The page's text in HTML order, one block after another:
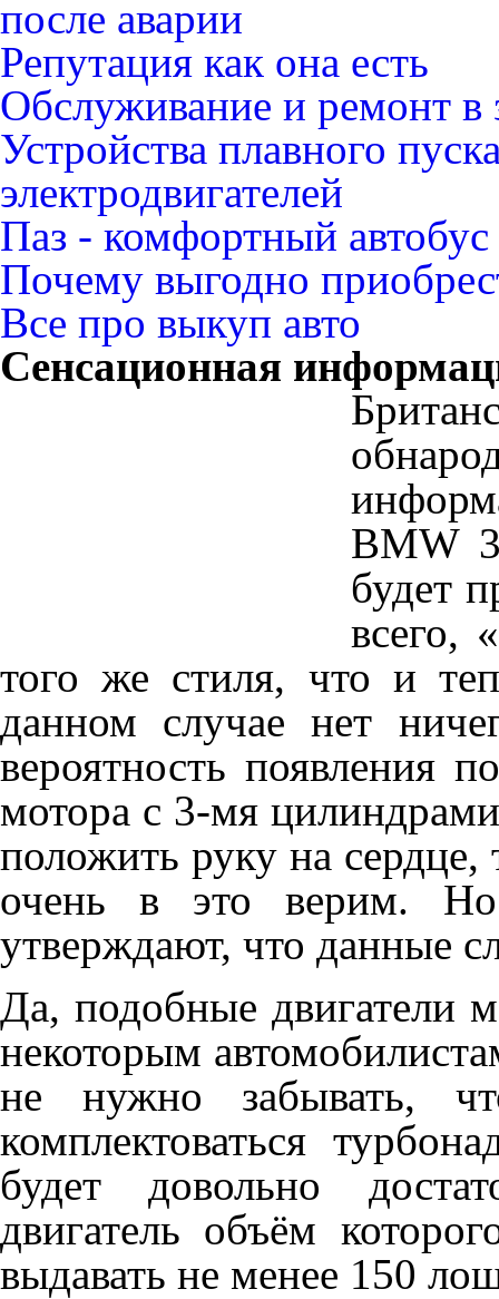
после аварии
Репутация как она есть
Обслуживание и ремонт в
Устройства плавного
электродвигателей
Паз - комфортный
Почему выгодно
Все про выкуп авто
Сенсационная
BMW
будет
всего,
того же стиля, что и
данном случае нет
вероятность появления
мотора с 3-мя
положить руку на
очень в это верим.
утверждают, что данные
Да, подобные двигатели
некоторым
не нужно забывать,
комплектоваться
будет довольно
двигатель объём
выдавать не менее 150